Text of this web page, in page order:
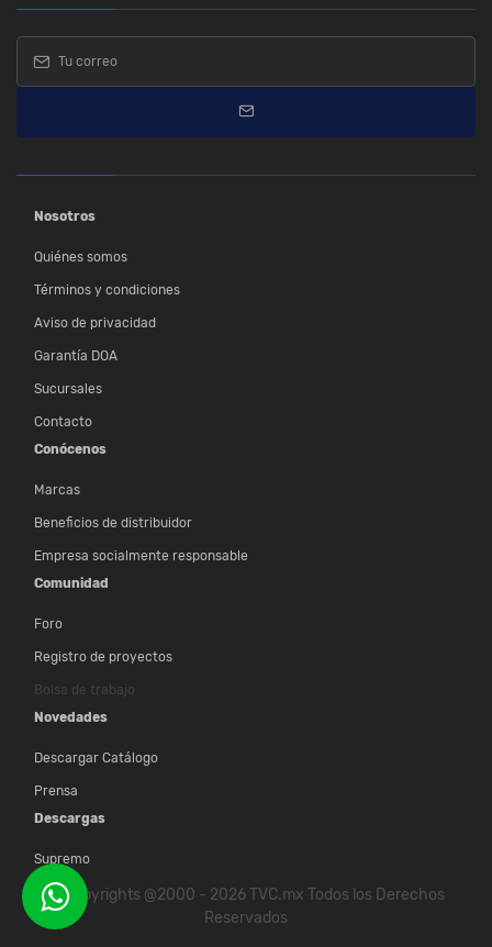
Nosotros
Quiénes somos
Términos y condiciones
Aviso de privacidad
Garantía DOA
Sucursales
Contacto
Conócenos
Marcas
Beneficios de distribuidor
Empresa socialmente responsable
Comunidad
Foro
Registro de proyectos
Bolsa de trabajo
Novedades
Descargar Catálogo
Prensa
Descargas
Supremo
© Copyrights @2000 - 2026 TVC.mx Todos los Derechos
Reservados